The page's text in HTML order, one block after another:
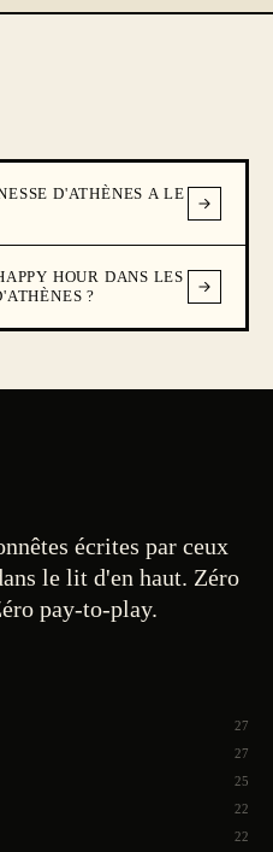
D'ATHÈNES A LE
HOUR DANS LES
?
écrites par ceux
le lit d'en haut. Zéro
pay-to-play.
27
27
25
22
22